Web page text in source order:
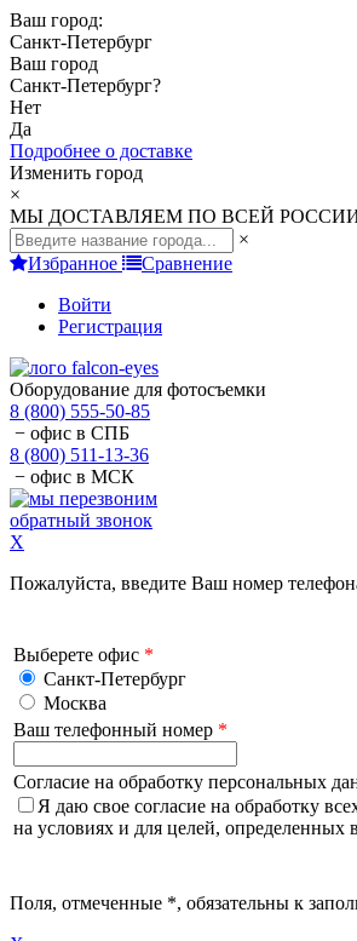
Ваш город:
Санкт-Петербург
Ваш город
Санкт-Петербург?
Нет
Да
Подробнее о доставке
Изменить город
×
МЫ ДОСТАВЛЯЕМ ПО ВСЕЙ
×
Избранное
Сравнение
Войти
Регистрация
Оборудование для фотосъемки
8 (800) 555-50-85
− офис в СПБ
8 (800) 511-13-36
− офис в МСК
обратный звонок
X
Пожалуйста, введите Ваш номер
Выберете офис *
Санкт-Петербург
Москва
Ваш телефонный номер *
Согласие на обработку персональных
Я даю свое согласие на обработку
на условиях и для целей, определенных в
Поля, отмеченные *, обязательны к